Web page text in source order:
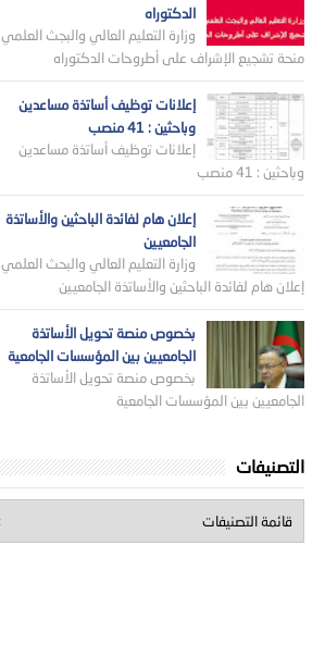
الدكتوراه
وزارة التعليم العالي والبجث العلمي
منحة تشجيع الإشراف على أطروحات الدكتوراه
إعلانات توظيف أساتذة مساعدين
وباحثين : 41 منصب
إعلانات توظيف أساتذة مساعدين
وباحثين : 41 منصب
إعلان هام لفائدة الباحثين والأساتذة
الجامعيين
وزارة التعليم العالي والبحث العلمي
إعلان هام لفائدة الباحثين والأساتذة الجامعيين
بخصوص منصة تحويل الأساتذة
الجامعيين بين المؤسسات الجامعية
بخصوص منصة تحويل الأساتذة
الجامعيين بين المؤسسات الجامعية
التصنيفات